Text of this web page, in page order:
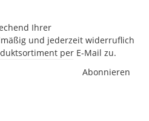
Ihrer
und jederzeit widerruflich
per E-Mail zu.
Abonnieren